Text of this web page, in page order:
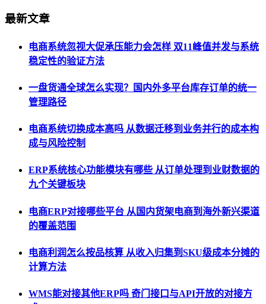
最新文章
电商系统忽视大促承压能力会怎样 双11峰值并发与系统
稳定性的验证方法
一盘货通全球怎么实现？国内外多平台库存订单的统一
管理路径
电商系统切换成本高吗 从数据迁移到业务并行的成本构
成与风险控制
ERP系统核心功能模块有哪些 从订单处理到业财数据的
九个关键板块
电商ERP对接哪些平台 从国内货架电商到海外新兴渠道
的覆盖范围
电商利润怎么按品核算 从收入归集到SKU级成本分摊的
计算方法
WMS能对接其他ERP吗 奇门接口与API开放的对接方